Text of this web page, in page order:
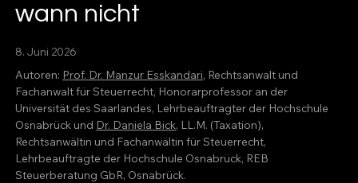
wann nicht
8. Juni 2026
Autoren: Prof. Dr. Manzur Esskandari, Rechtsanwalt und
Fachanwalt für Steuerrecht, Honorarprofessor an der
Universität des Saarlandes, Lehrbeauftragter der Hochschule
Osnabrück und Dr. Daniela Bick, LL.M. (Taxation),
Rechtsanwältin und Fachanwältin für Steuerrecht,
Lehrbeauftragte der Hochschule Osnabrück, REB
Steuerberatung GbR, Osnabrück.